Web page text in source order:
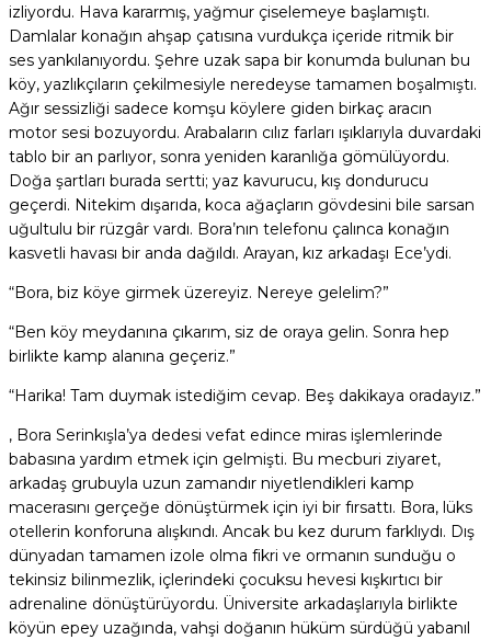
izliyordu. Hava kararmış, yağmur çiselemeye başlamıştı.
Damlalar konağın ahşap çatısına vurdukça içeride ritmik bir
ses yankılanıyordu. Şehre uzak sapa bir konumda bulunan bu
köy, yazlıkçıların çekilmesiyle neredeyse tamamen boşalmıştı.
Ağır sessizliği sadece komşu köylere giden birkaç aracın
motor sesi bozuyordu. Arabaların cılız farları ışıklarıyla duvardaki
tablo bir an parlıyor, sonra yeniden karanlığa gömülüyordu.
Doğa şartları burada sertti; yaz kavurucu, kış dondurucu
geçerdi. Nitekim dışarıda, koca ağaçların gövdesini bile sarsan
uğultulu bir rüzgâr vardı. Bora’nın telefonu çalınca konağın
kasvetli havası bir anda dağıldı. Arayan, kız arkadaşı Ece’ydi.
“Bora, biz köye girmek üzereyiz. Nereye gelelim?”
“Ben köy meydanına çıkarım, siz de oraya gelin. Sonra hep
birlikte kamp alanına geçeriz.”
“Harika! Tam duymak istediğim cevap. Beş dakikaya oradayız.”
, Bora Serinkışla’ya dedesi vefat edince miras işlemlerinde
babasına yardım etmek için gelmişti. Bu mecburi ziyaret,
arkadaş grubuyla uzun zamandır niyetlendikleri kamp
macerasını gerçeğe dönüştürmek için iyi bir fırsattı. Bora, lüks
otellerin konforuna alışkındı. Ancak bu kez durum farklıydı. Dış
dünyadan tamamen izole olma fikri ve ormanın sunduğu o
tekinsiz bilinmezlik, içlerindeki çocuksu hevesi kışkırtıcı bir
adrenaline dönüştürüyordu. Üniversite arkadaşlarıyla birlikte
köyün epey uzağında, vahşi doğanın hüküm sürdüğü yabanıl